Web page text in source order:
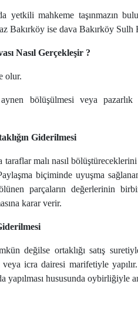
yetkili mahkeme taşınmazın
Bakırköy ise dava Bakırköy Sulh
Nasıl Gerçekleşir ?
olur.
bölüşülmesi veya
Giderilmesi
taraflar malı nasıl
biçiminde uyuşma
parçaların değerlerinin
karar verir.
değilse ortaklığı satış
veya icra dairesi marifetiyle
yapılması hususunda oybirliğiyle